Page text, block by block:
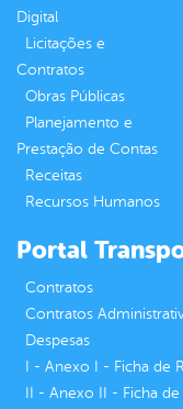
Digital
Licitações e
Contratos
Obras Públicas
Planejamento e
Prestação de Contas
Receitas
Recursos Humanos
Portal
Contratos
Contratos
Despesas
I - Anexo I - Ficha de
II - Anexo II - Ficha